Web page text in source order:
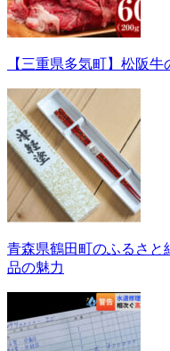
【三重県多気町】松阪
青森県鶴田町のふるさと
品の魅力